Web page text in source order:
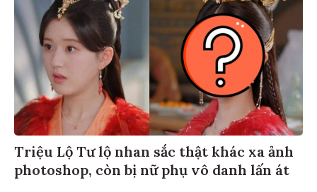
Triệu Lộ Tư lộ nhan sắc thật khác xa ảnh
photoshop, còn bị nữ phụ vô danh lấn át